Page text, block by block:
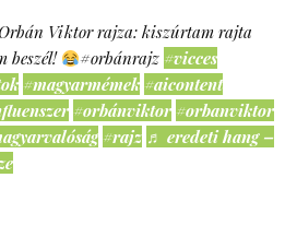
Viktor rajza: kiszúrtam rajta
beszél!
#orbánrajz #vicces
#magyarmémek #aicontent
#orbánviktor #orbanviktor
#rajz ♬ eredeti hang –